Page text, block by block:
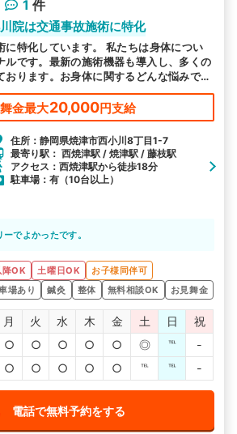
1 件
院は交通事故施術に特化
に特化しています。 私たちは身体につい
ルです。最新の施術機器も導入し、多くの
おります。お身体に関するどんな悩みで
相談下さい。
金最大20,000円支給
住所：静岡県焼津市西小川8丁目1-7
最寄り駅： 西焼津駅 / 焼津駅 / 藤枝駅
アクセス：西焼津駅から徒歩18分
駐車場：有（10台以上）
でよかったです。
OK 土曜日OK
お子様同伴可
場あり 鍼灸 整体 無料相談OK お見舞金
月 火 水 木 金 土 日
祝
○ ○ ○ ○ ○ ◎ ℡
-
○ ○ ○ ○ ○ ℡ ℡ -
電話で無料予約をする